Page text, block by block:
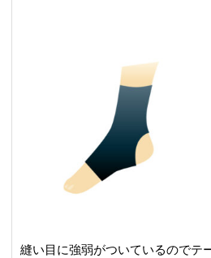
縫い目に強弱がついているのでテ